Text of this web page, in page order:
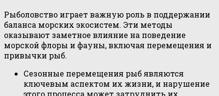
Рыболовство играет важную роль в поддержании
баланса морских экосистем. Эти методы
оказывают заметное влияние на поведение
морской флоры и фауны, включая перемещения и
привычки рыб.
Сезонные перемещения рыб являются
ключевым аспектом их жизни, и нарушение
этого процесса может затруднить их